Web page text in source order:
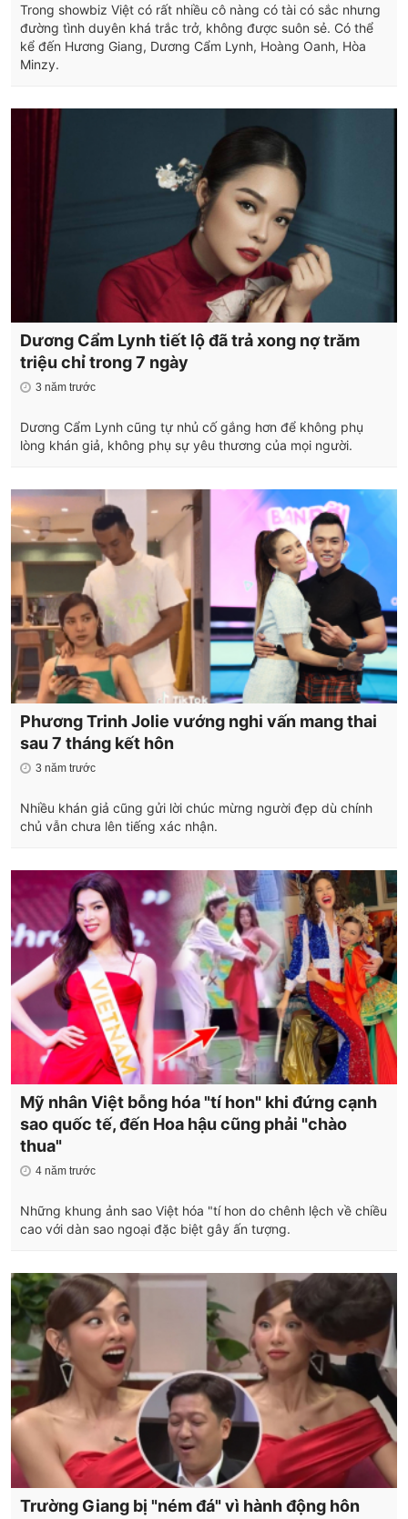
Trong showbiz Việt có rất nhiều cô nàng có tài có sắc nhưng
đường tình duyên khá trắc trở, không được suôn sẻ. Có thể
kể đến Hương Giang, Dương Cẩm Lynh, Hoàng Oanh, Hòa
Minzy.
Dương Cẩm Lynh tiết lộ đã trả xong nợ trăm
triệu chỉ trong 7 ngày
3 năm trước
Dương Cẩm Lynh cũng tự nhủ cố gắng hơn để không phụ
lòng khán giả, không phụ sự yêu thương của mọi người.
Phương Trinh Jolie vướng nghi vấn mang thai
sau 7 tháng kết hôn
3 năm trước
Nhiều khán giả cũng gửi lời chúc mừng người đẹp dù chính
chủ vẫn chưa lên tiếng xác nhận.
Mỹ nhân Việt bỗng hóa "tí hon" khi đứng cạnh
sao quốc tế, đến Hoa hậu cũng phải "chào
thua"
4 năm trước
Những khung ảnh sao Việt hóa "tí hon do chênh lệch về chiều
cao với dàn sao ngoại đặc biệt gây ấn tượng.
Trường Giang bị "ném đá" vì hành động hôn